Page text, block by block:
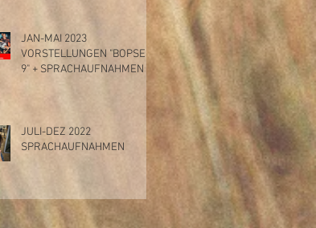
JAN-MAI 2023
VORSTELLUNGEN "BOPSER
9" + SPRACHAUFNAHMEN
JULI-DEZ 2022
SPRACHAUFNAHMEN